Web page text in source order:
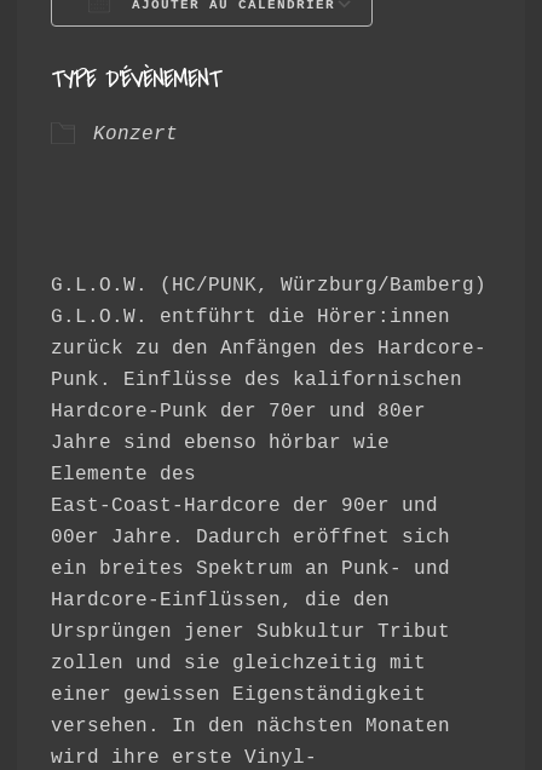
AJOUTER AU CALENDRIER
TYPE D’ÉVÈNEMENT
Konzert
G.L.O.W. (HC/PUNK, Würzburg/Bamberg)
G.L.O.W. entführt die Hörer:innen
zurück zu den Anfängen des Hardcore-
Punk. Einflüsse des kalifornischen
Hardcore-Punk der 70er und 80er
Jahre sind ebenso hörbar wie
Elemente des
East-Coast-Hardcore der 90er und
00er Jahre. Dadurch eröffnet sich
ein breites Spektrum an Punk- und
Hardcore-Einflüssen, die den
Ursprüngen jener Subkultur Tribut
zollen und sie gleichzeitig mit
einer gewissen Eigenständigkeit
versehen. In den nächsten Monaten
wird ihre erste Vinyl-